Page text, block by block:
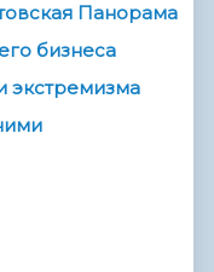
Панорама
бизнеса
экстремизма